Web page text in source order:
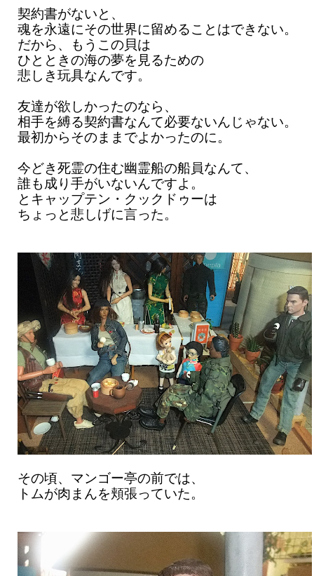
契約書がないと、
魂を永遠にその世界に留めることはできない。
だから、もうこの貝は
ひとときの海の夢を見るための
悲しき玩具なんです。
友達が欲しかったのなら、
相手を縛る契約書なんて必要ないんじゃない。
最初からそのままでよかったのに。
今どき死霊の住む幽霊船の船員なんて、
誰も成り手がいないんですよ。
とキャップテン・クックドゥーは
ちょっと悲しげに言った。
その頃、マンゴー亭の前では、
トムが肉まんを頬張っていた。